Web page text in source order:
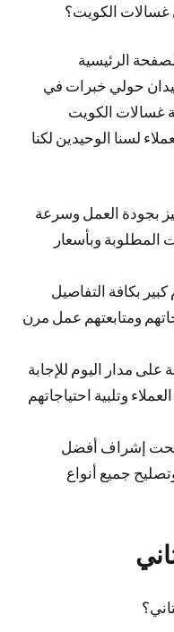
الكويت؟
الرئيسية
حولي خبرات في
غسالات الكويت
لسنا الوحيدين لكنا
بجودة العمل وسرعة
المطلوبة وبأسعار
بكافة التفاصيل
ومتابعتهم عمل مرن
مدار اليوم للإجابة
وتلبية احتياجاتهم
تحت إشراف أفضل
جميع أنواع